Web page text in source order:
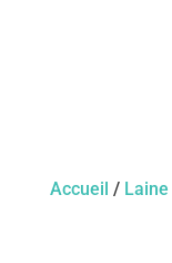
Accueil / Laine